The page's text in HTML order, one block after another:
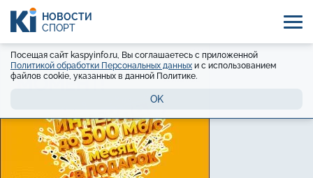
НОВОСТИ
СПОРТ
Посещая сайт kaspyinfo.ru, Вы соглашаетесь с приложенной
Политикой обработки Персональных данных и с использованием
файлов cookie, указанных в данной Политике.
OK